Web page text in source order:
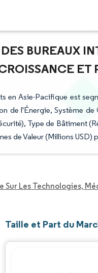
BUREAUX
en Asie-Pacifique est
de l'Énergie, Système
Type de Bâtiment
de Valeur (Millions USD)
Sur Les Technologies,
Taille et Part du